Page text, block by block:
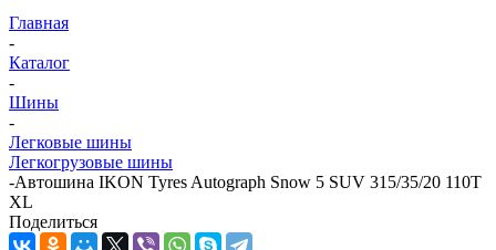
Главная
-
Каталог
-
Шины
-
Легковые шины
Легкогрузовые шины
-Автошина IKON Tyres Autograph Snow 5 SUV 315/35/20 110T
XL
Поделиться